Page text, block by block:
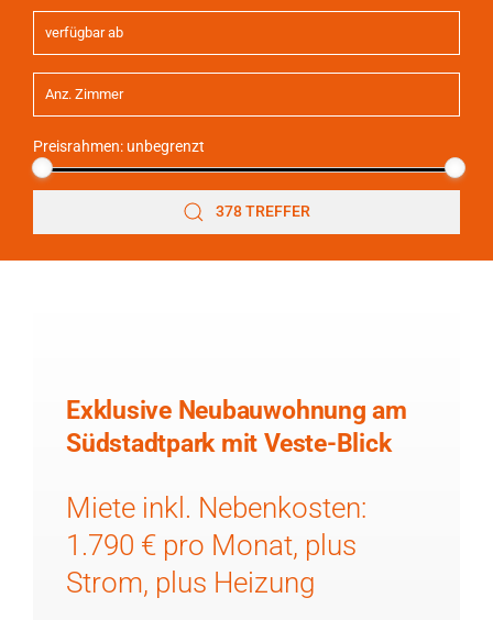
Preisrahmen: unbegrenzt
378 TREFFER
Exklusive Neubauwohnung am
Südstadtpark mit Veste-Blick
Miete inkl. Nebenkosten:
1.790 € pro Monat, plus
Strom, plus Heizung